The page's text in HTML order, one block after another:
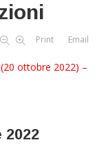
Print Email